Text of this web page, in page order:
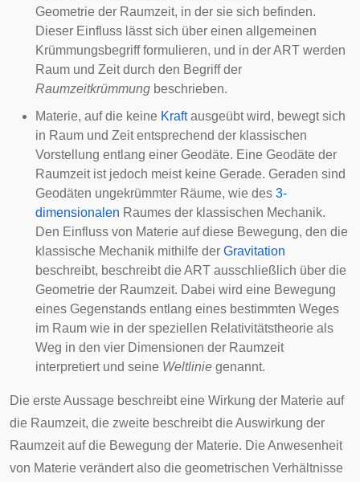
Geometrie der Raumzeit, in der sie sich befinden.
Dieser Einfluss lässt sich über einen allgemeinen
Krümmungsbegriff formulieren, und in der ART werden
Raum und Zeit durch den Begriff der
Raumzeitkrümmung beschrieben.
Materie, auf die keine Kraftausgeübt wird, bewegt sich
in Raum und Zeit entsprechend der klassischen
Vorstellung entlang einer Geodäte. Eine Geodäte der
Raumzeit ist jedoch meist keine Gerade. Geraden sind
Geodäten ungekrümmter Räume, wie des 3-
dimensionalen Raumes der klassischen Mechanik.
Den Einfluss von Materie auf diese Bewegung, den die
klassische Mechanik mithilfe der Gravitation
beschreibt, beschreibt die ART ausschließlich über die
Geometrie der Raumzeit. Dabei wird eine Bewegung
eines Gegenstands entlang eines bestimmten Weges
im Raum wie in der speziellen Relativitätstheorie als
Weg in den vier Dimensionen der Raumzeit
interpretiert und seine Weltlinie genannt.
Die erste Aussage beschreibt eine Wirkung der Materie auf
die Raumzeit, die zweite beschreibt die Auswirkung der
Raumzeit auf die Bewegung der Materie. Die Anwesenheit
von Materie verändert also die geometrischen Verhältnisse